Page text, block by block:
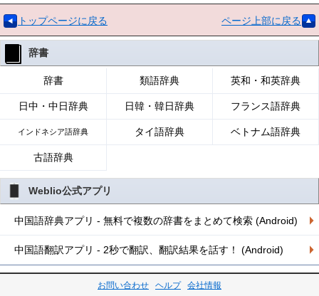
トップページに戻る ページ上部に戻る
辞書
辞書 類語辞典 英和・和英辞典
日中・中日辞典 日韓・韓日辞典 フランス語辞典
インドネシア語辞典 タイ語辞典 ベトナム語辞典
古語辞典
Weblio公式アプリ
中国語辞典アプリ - 無料で複数の辞書をまとめて検索 (Android)
中国語翻訳アプリ - 2秒で翻訳、翻訳結果を話す！ (Android)
お問い合わせ ヘルプ 会社情報